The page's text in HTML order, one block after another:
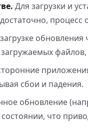
Для загрузки и
сбои и падения.
обновление
что